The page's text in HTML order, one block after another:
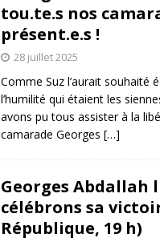
tou.te.s nos
présent.e.s !
28 juillet 2025
Comme Suz l’aurait souhaité
l’humilité qui étaient les
avons pu tous assister à la
camarade Georges […]
Georges Abdallah
célébrons sa
République, 19 h)